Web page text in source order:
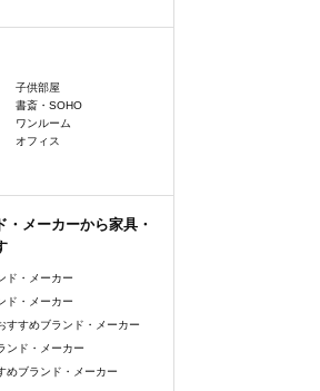
子供部屋
書斎・SOHO
ワンルーム
オフィス
・メーカーから家具・
ド・メーカー
ド・メーカー
すすめブランド・メーカー
ンド・メーカー
めブランド・メーカー